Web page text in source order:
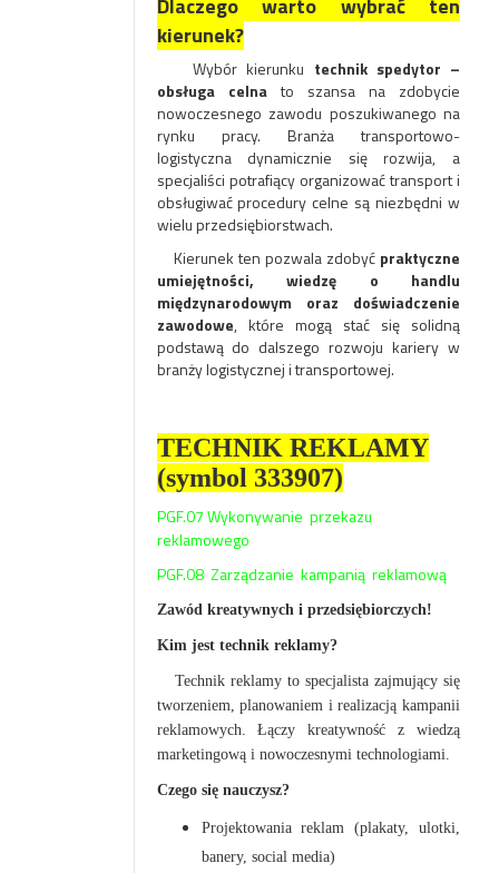
Dlaczego warto wybrać ten
kierunek?
Wybór kierunku technik spedytor –
obsługa celnato szansa na zdobycie
nowoczesnego zawodu poszukiwanego na
rynku pracy. Branża transportowo-
logistyczna dynamicznie się rozwija, a
specjaliści potrafiący organizować transport i
obsługiwać procedury celne są niezbędni w
wielu przedsiębiorstwach.
Kierunek ten pozwala zdobyć praktyczne
umiejętności, wiedzę o handlu
międzynarodowym oraz doświadczenie
zawodowe, które mogą stać się solidną
podstawą do dalszego rozwoju kariery w
branży logistycznej i transportowej.
TECHNIK REKLAMY
(symbol 333907)
PGF.07 Wykonywanie przekazu
reklamowego
PGF.08 Zarządzanie kampanią reklamową
Zawód kreatywnych i przedsiębiorczych!
Kim jest technik reklamy?
Technik reklamy to specjalista zajmujący się
tworzeniem, planowaniem i realizacją kampanii
reklamowych. Łączy kreatywność z wiedzą
marketingową i nowoczesnymi technologiami.
Czego się nauczysz?
Projektowania reklam (plakaty, ulotki,
banery, social media)